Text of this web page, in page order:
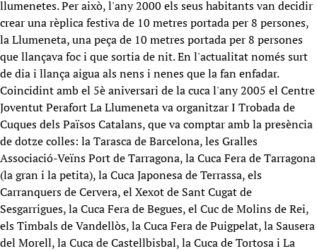
llumenetes. Per això, l'any 2000 els seus habitants van decidir
crear una rèplica festiva de 10 metres portada per 8 persones,
la Llumeneta, una peça de 10 metres portada per 8 persones
que llançava foc i que sortia de nit. En l'actualitat només surt
de dia i llança aigua als nens i nenes que la fan enfadar.
Coincidint amb el 5è aniversari de la cuca l'any 2005 el Centre
Joventut Perafort La Llumeneta va organitzar I Trobada de
Cuques dels Països Catalans, que va comptar amb la presència
de dotze colles: la Tarasca de Barcelona, les Gralles
Associació-Veïns Port de Tarragona, la Cuca Fera de Tarragona
(la gran i la petita), la Cuca Japonesa de Terrassa, els
Carranquers de Cervera, el Xexot de Sant Cugat de
Sesgarrigues, la Cuca Fera de Begues, el Cuc de Molins de Rei,
els Timbals de Vandellòs, la Cuca Fera de Puigpelat, la Sausera
del Morell, la Cuca de Castellbisbal, la Cuca de Tortosa i La